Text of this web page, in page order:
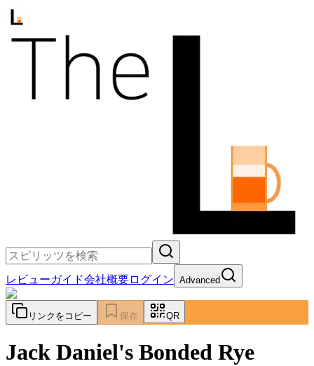
レビューガイド会社概要ログイン Advanced
リンクをコピー 保存 QR
Jack Daniel's Bonded Rye